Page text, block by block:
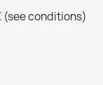
(see conditions)